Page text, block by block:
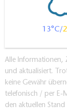
13
Alle Informationen,
und aktualisiert.
keine Gewähr
telefonisch / per E-
den aktuellen